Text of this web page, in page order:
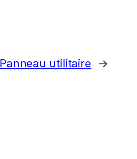
Panneau utilitaire →